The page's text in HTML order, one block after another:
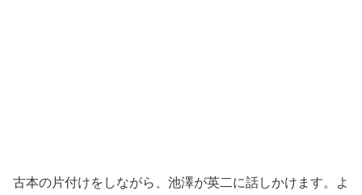
古本の片付けをしながら、池澤が英二に話しかけます。よ